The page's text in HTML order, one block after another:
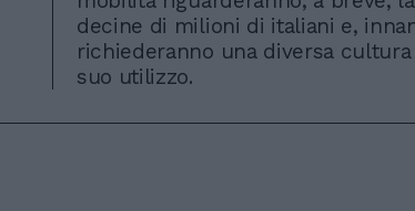
decine di milioni di italiani e,
richiederanno una diversa
suo utilizzo.